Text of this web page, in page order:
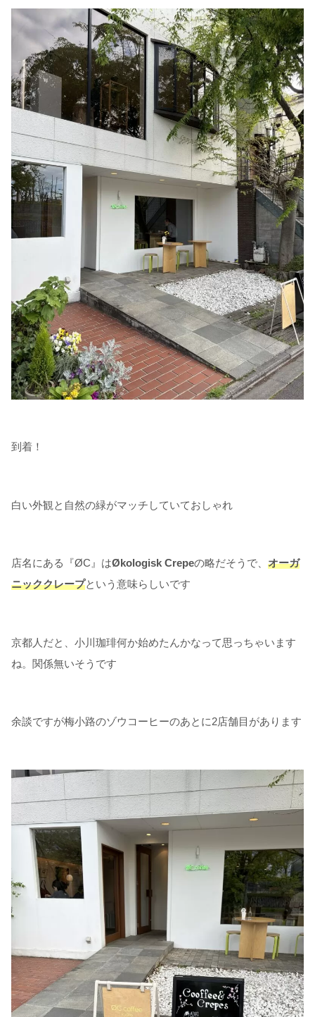
到着！
白い外観と自然の緑がマッチしていておしゃれ
店名にある『ØC』はØkologisk Crepeの略だそうで、 オーガ
ニッククレープという意味らしいです
京都人だと、小川珈琲何か始めたんかなって思っちゃいます
ね。関係無いそうです
余談ですが梅小路のゾウコーヒーのあとに2店舗目があります